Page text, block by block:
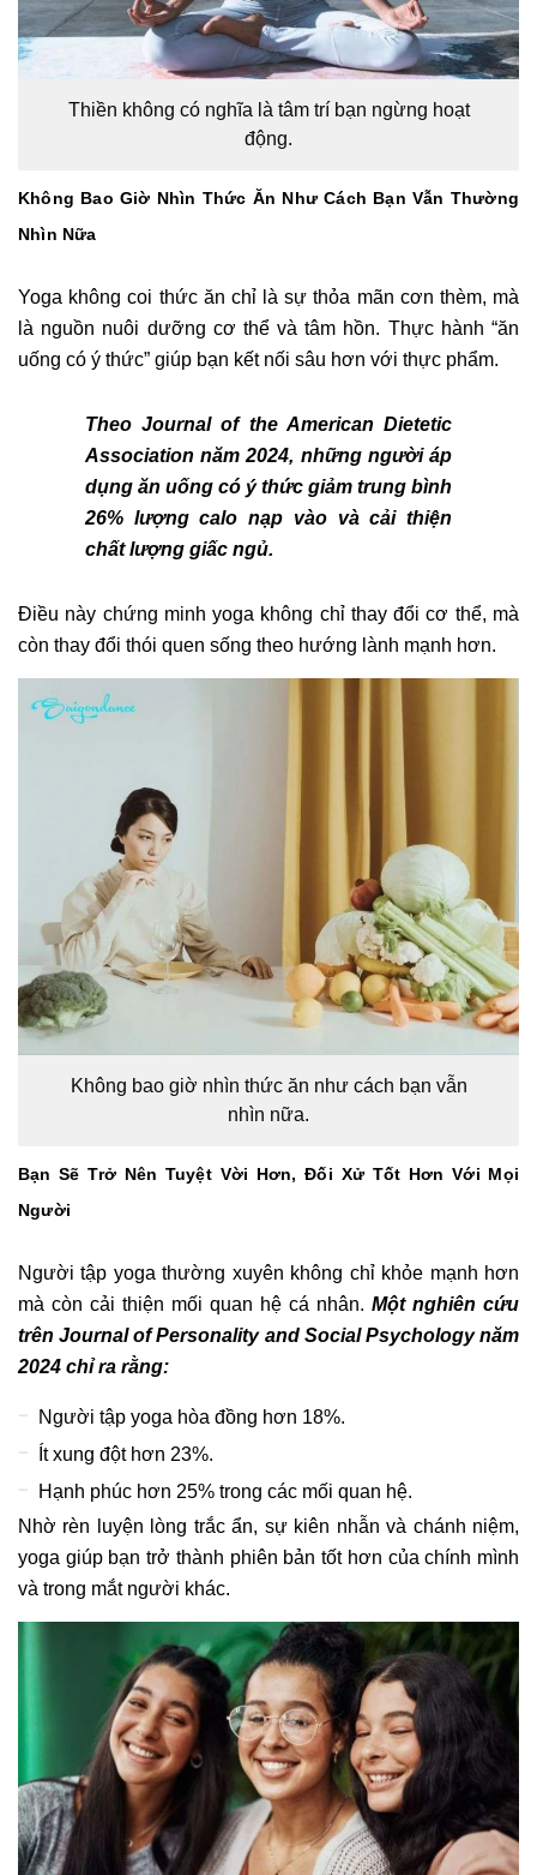
Thiền không có nghĩa là tâm trí bạn ngừng hoạt
động.
Không Bao Giờ Nhìn Thức Ăn Như Cách Bạn Vẫn Thường
Nhìn Nữa
Yoga không coi thức ăn chỉ là sự thỏa mãn cơn thèm, mà
là nguồn nuôi dưỡng cơ thể và tâm hồn. Thực hành “ăn
uống có ý thức” giúp bạn kết nối sâu hơn với thực phẩm.
Theo Journal of the American Dietetic
Association năm 2024, những người áp
dụng ăn uống có ý thức giảm trung bình
26% lượng calo nạp vào và cải thiện
chất lượng giấc ngủ.
Điều này chứng minh yoga không chỉ thay đổi cơ thể, mà
còn thay đổi thói quen sống theo hướng lành mạnh hơn.
Không bao giờ nhìn thức ăn như cách bạn vẫn
nhìn nữa.
Bạn Sẽ Trở Nên Tuyệt Vời Hơn, Đối Xử Tốt Hơn Với Mọi
Người
Người tập yoga thường xuyên không chỉ khỏe mạnh hơn
mà còn cải thiện mối quan hệ cá nhân. Một nghiên cứu
trên Journal of Personality and Social Psychology năm
2024 chỉ ra rằng:
Người tập yoga hòa đồng hơn 18%.
Ít xung đột hơn 23%.
Hạnh phúc hơn 25% trong các mối quan hệ.
Nhờ rèn luyện lòng trắc ẩn, sự kiên nhẫn và chánh niệm,
yoga giúp bạn trở thành phiên bản tốt hơn của chính mình
và trong mắt người khác.